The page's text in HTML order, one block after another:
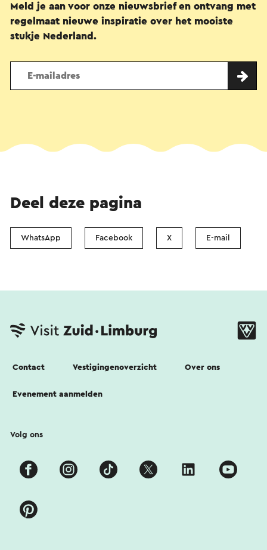
Meld je aan voor onze nieuwsbrief en ontvang met
regelmaat nieuwe inspiratie over het mooiste
stukje Nederland.
Deel deze pagina
WhatsApp Facebook X E-mail
Contact Vestigingenoverzicht Over ons
Evenement aanmelden
Volg ons